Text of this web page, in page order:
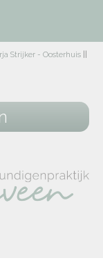
Strijker - Oosterhuis